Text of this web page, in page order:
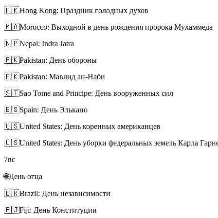
🇭🇰Hong Kong: Праздник голодных духов
🇲🇦Morocco: Выходной в день рождения пророка Мухаммеда
🇳🇵Nepal: Indra Jatra
🇵🇰Pakistan: День обороны
🇵🇰Pakistan: Мавлид ан-Наби
🇸🇹Sao Tome and Principe: День вооруженных сил
🇪🇸Spain: День Элькано
🇺🇸United States: День коренных американцев
🇺🇸United States: День уборки федеральных земель Карла
7вс
🌐День отца
🇧🇷Brazil: День независимости
🇫🇯Fiji: День Конституции